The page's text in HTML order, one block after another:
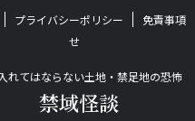
プライバシーポリシー 免責事項
せ
れてはならない土地・禁足地の恐怖
禁域怪談